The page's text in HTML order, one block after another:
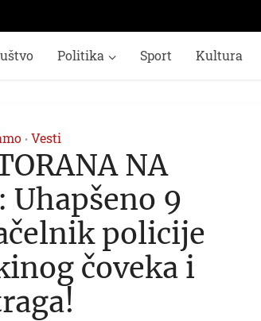
Politika Sport Kultura
• Vesti
NA
Uhapšeno 9
policije
čoveka i